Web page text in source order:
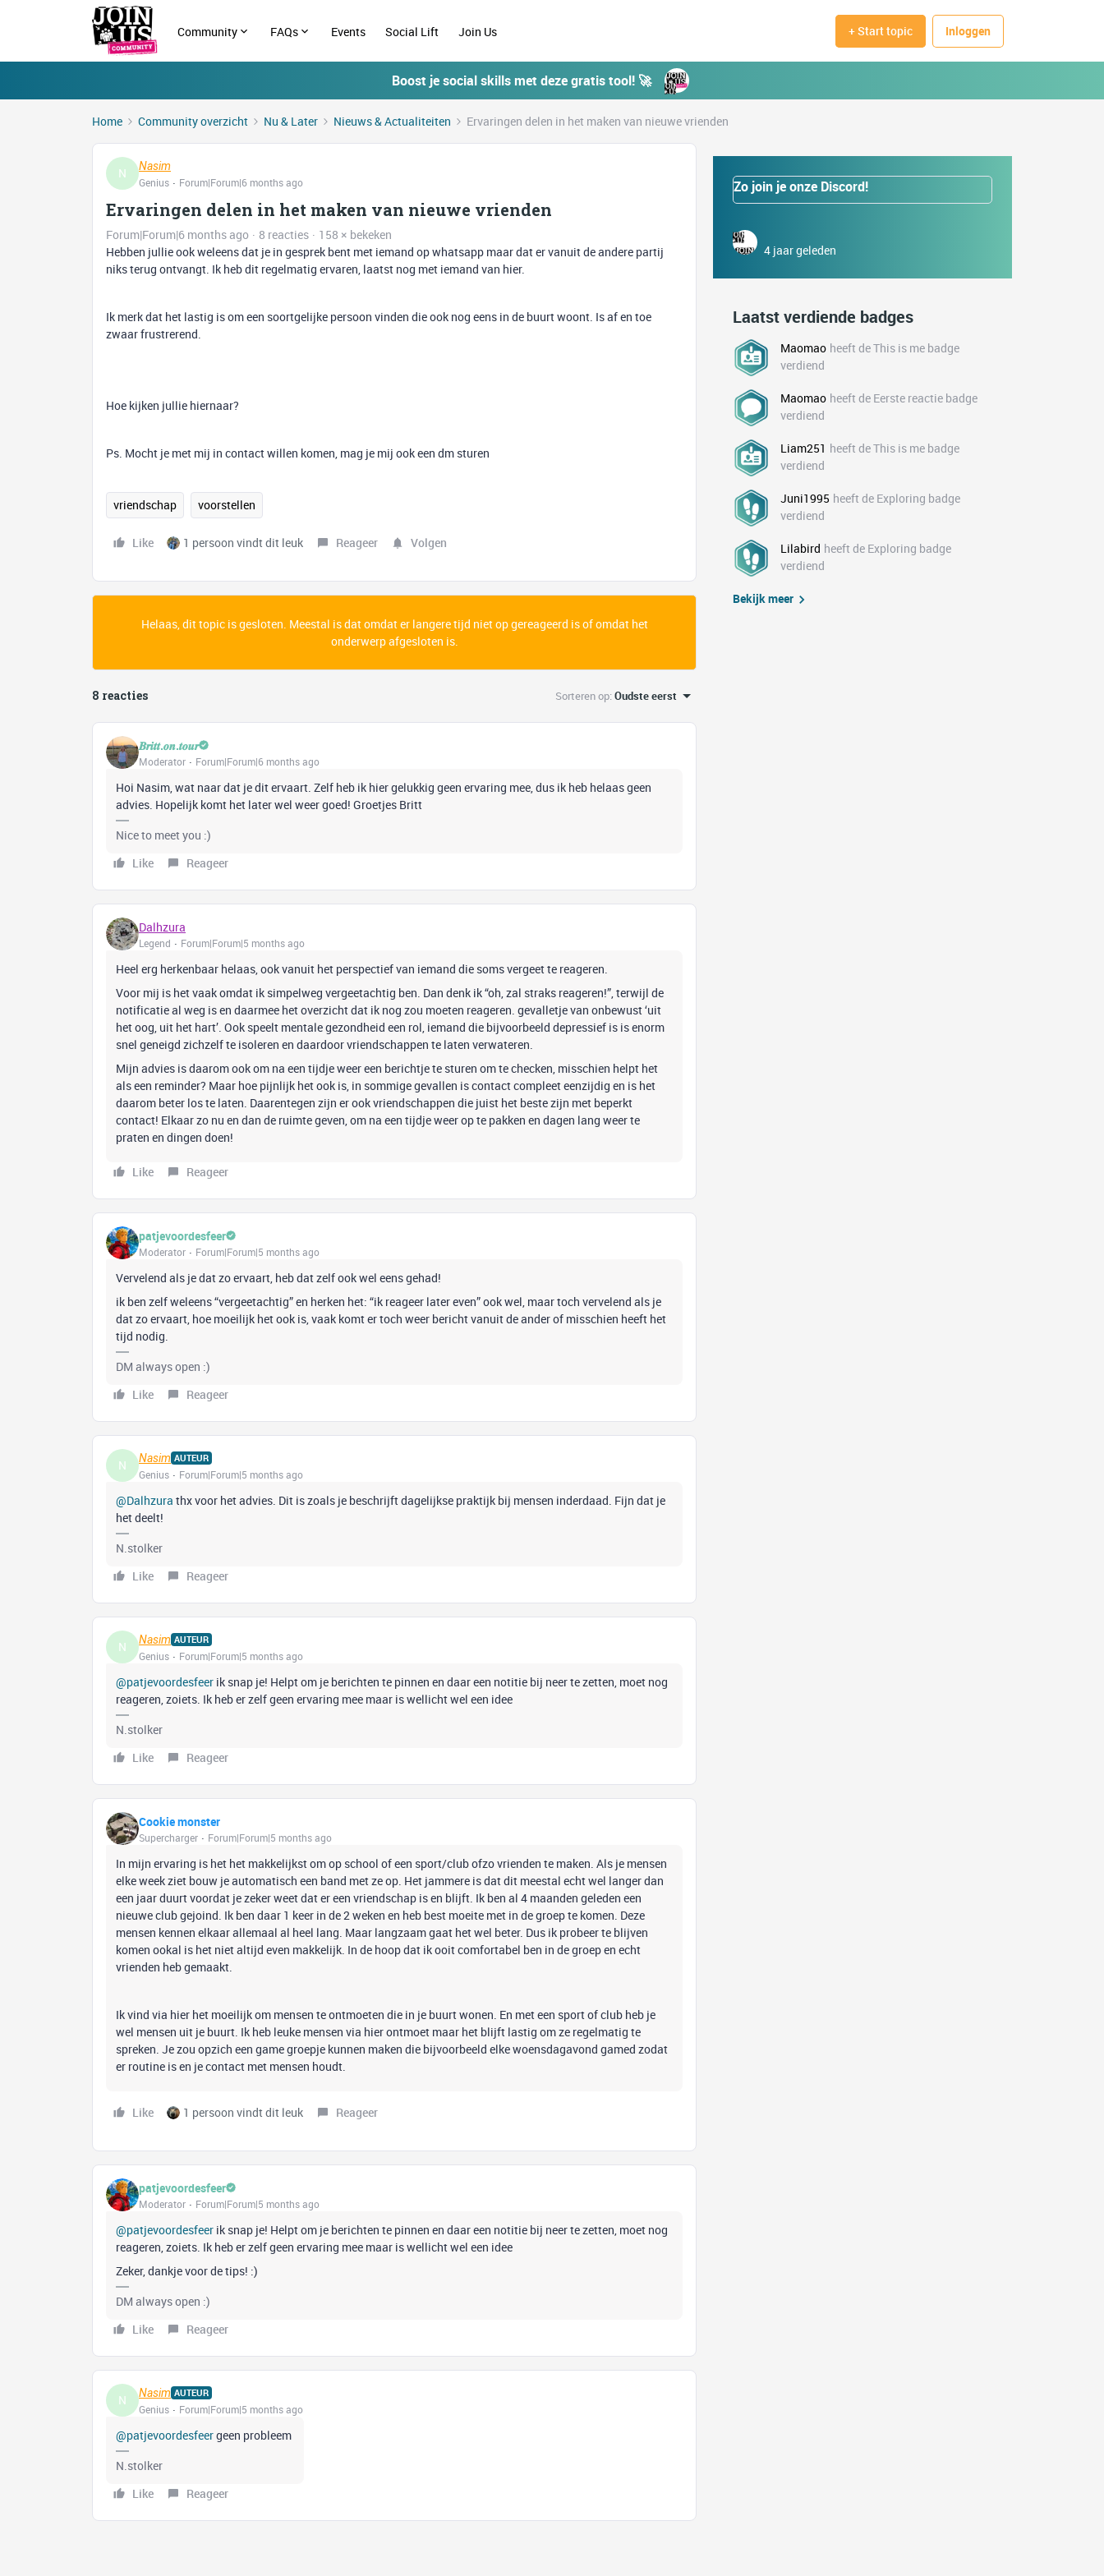
Community FAQs Events Social Lift Join Us + Start topic Inloggen
Boost je social skills met deze gratis tool! 🚀
Home Community overzicht Nu & Later Nieuws & Actualiteiten Ervaringen delen in het maken van nieuwe vrienden
N
Nasim
Genius
Forum|Forum|6 months ago
Ervaringen delen in het maken van nieuwe vrienden
Forum|Forum|6 months ago 8 reacties
158 × bekeken
Hebben jullie ook weleens dat je in gesprek bent met iemand op whatsapp maar dat er vanuit de andere partij
niks terug ontvangt. Ik heb dit regelmatig ervaren, laatst nog met iemand van hier.
Ik merk dat het lastig is om een soortgelijke persoon vinden die ook nog eens in de buurt woont. Is af en toe
zwaar frustrerend.
Hoe kijken jullie hiernaar?
Ps. Mocht je met mij in contact willen komen, mag je mij ook een dm sturen
vriendschap voorstellen
Like 1 persoon vindt dit leuk Reageer Volgen
Helaas, dit topic is gesloten. Meestal is dat omdat er langere tijd niet op gereageerd is of omdat het
onderwerp afgesloten is.
8 reacties Sorteren op:Oudste eerst
𝑩𝒓𝒊𝒕𝒕.𝒐𝒏.𝒕𝒐𝒖𝒓
Moderator Forum|Forum|6 months ago
Hoi Nasim, wat naar dat je dit ervaart. Zelf heb ik hier gelukkig geen ervaring mee, dus ik heb helaas geen
advies. Hopelijk komt het later wel weer goed! Groetjes Britt
Nice to meet you :)
Like
Reageer
Dalhzura
Legend Forum|Forum|5 months ago
Heel erg herkenbaar helaas, ook vanuit het perspectief van iemand die soms vergeet te reageren.
Voor mij is het vaak omdat ik simpelweg vergeetachtig ben. Dan denk ik “oh, zal straks reageren!”, terwijl de
notificatie al weg is en daarmee het overzicht dat ik nog zou moeten reageren. gevalletje van onbewust ‘uit
het oog, uit het hart’. Ook speelt mentale gezondheid een rol, iemand die bijvoorbeeld depressief is is enorm
snel geneigd zichzelf te isoleren en daardoor vriendschappen te laten verwateren.
Mijn advies is daarom ook om na een tijdje weer een berichtje te sturen om te checken, misschien helpt het
als een reminder? Maar hoe pijnlijk het ook is, in sommige gevallen is contact compleet eenzijdig en is het
daarom beter los te laten. Daarentegen zijn er ook vriendschappen die juist het beste zijn met beperkt
contact! Elkaar zo nu en dan de ruimte geven, om na een tijdje weer op te pakken en dagen lang weer te
praten en dingen doen!
Like Reageer
patjevoordesfeer
Moderator Forum|Forum|5 months ago
Vervelend als je dat zo ervaart, heb dat zelf ook wel eens gehad!
ik ben zelf weleens “vergeetachtig” en herken het: “ik reageer later even” ook wel, maar toch vervelend als je
dat zo ervaart, hoe moeilijk het ook is, vaak komt er toch weer bericht vanuit de ander of misschien heeft het
tijd nodig.
DM always open :)
Like
Reageer
N Nasim AUTEUR
Genius Forum|Forum|5 months ago
@Dalhzura thx voor het advies. Dit is zoals je beschrijft dagelijkse praktijk bij mensen inderdaad. Fijn dat je
het deelt!
N.stolker
Like
Reageer
N Nasim AUTEUR
Genius Forum|Forum|5 months ago
@patjevoordesfeer ik snap je! Helpt om je berichten te pinnen en daar een notitie bij neer te zetten, moet nog
reageren, zoiets. Ik heb er zelf geen ervaring mee maar is wellicht wel een idee
N.stolker
Like
Reageer
Cookie monster
Supercharger Forum|Forum|5 months ago
In mijn ervaring is het het makkelijkst om op school of een sport/club ofzo vrienden te maken. Als je mensen
elke week ziet bouw je automatisch een band met ze op. Het jammere is dat dit meestal echt wel langer dan
een jaar duurt voordat je zeker weet dat er een vriendschap is en blijft. Ik ben al 4 maanden geleden een
nieuwe club gejoind. Ik ben daar 1 keer in de 2 weken en heb best moeite met in de groep te komen. Deze
mensen kennen elkaar allemaal al heel lang. Maar langzaam gaat het wel beter. Dus ik probeer te blijven
komen ookal is het niet altijd even makkelijk. In de hoop dat ik ooit comfortabel ben in de groep en echt
vrienden heb gemaakt.
Ik vind via hier het moeilijk om mensen te ontmoeten die in je buurt wonen. En met een sport of club heb je
wel mensen uit je buurt. Ik heb leuke mensen via hier ontmoet maar het blijft lastig om ze regelmatig te
spreken. Je zou opzich een game groepje kunnen maken die bijvoorbeeld elke woensdagavond gamed zodat
er routine is en je contact met mensen houdt.
Like 1 persoon vindt dit leuk Reageer
patjevoordesfeer
Moderator Forum|Forum|5 months ago
@patjevoordesfeer ik snap je! Helpt om je berichten te pinnen en daar een notitie bij neer te zetten, moet nog
reageren, zoiets. Ik heb er zelf geen ervaring mee maar is wellicht wel een idee
Zeker, dankje voor de tips! :)
DM always open :)
Like
Reageer
N Nasim AUTEUR
Genius Forum|Forum|5 months ago
@patjevoordesfeergeen probleem
N.stolker
Like
Reageer
Zo join je onze Discord!
4 jaar geleden
Laatst verdiende badges
Maomao heeft de This is me badge
verdiend
Maomao heeft de Eerste reactie badge
verdiend
Liam251 heeft de This is me badge
verdiend
Juni1995 heeft de Exploring badge
verdiend
Lilabird heeft de Exploring badge
verdiend
Bekijk meer